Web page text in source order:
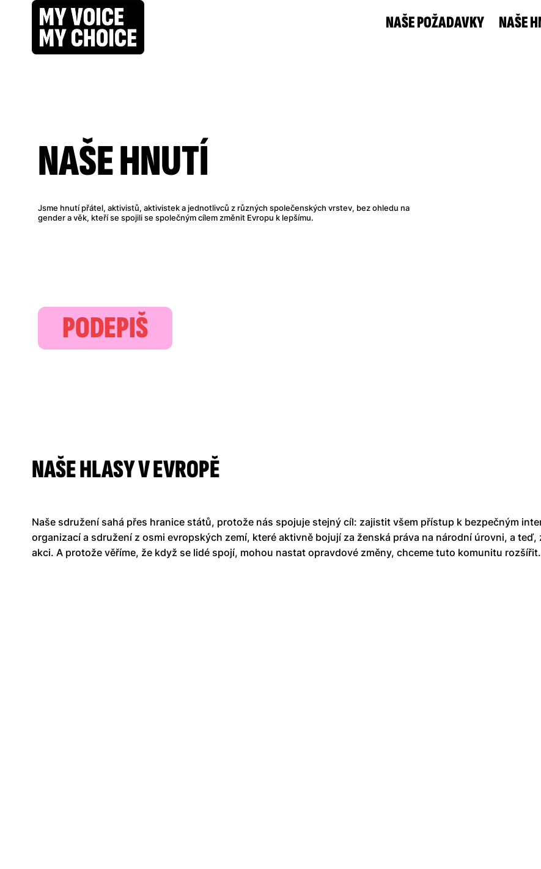
NAŠE POŽADAVKY NAŠE
Jsme hnutí přátel, aktivistů, aktivistek a jednotlivců z různých společenských vrstev, bez ohledu na
gender a věk, kteří se spojili se společným cílem změnit Evropu k lepšímu.
NAŠE HNUTÍ
PODEPIŠ
NAŠE HLASY V EVROPĚ
Naše sdružení sahá přes hranice států, protože nás spojuje stejný cíl: zajistit všem přístup k bezpečným
organizací a sdružení z osmi evropských zemí, které aktivně bojují za ženská práva na národní úrovni, a
akci. A protože věříme, že když se lidé spojí, mohou nastat opravdové změny, chceme tuto komunitu